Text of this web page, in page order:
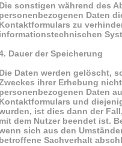
sonstigen während des
Daten
zu
Dauer der Speicherung
Daten werden gelöscht,
ihrer Erhebung
Daten
und
ist dies dann der
dem Nutzer beendet ist.
sich aus den
Sachverhalt